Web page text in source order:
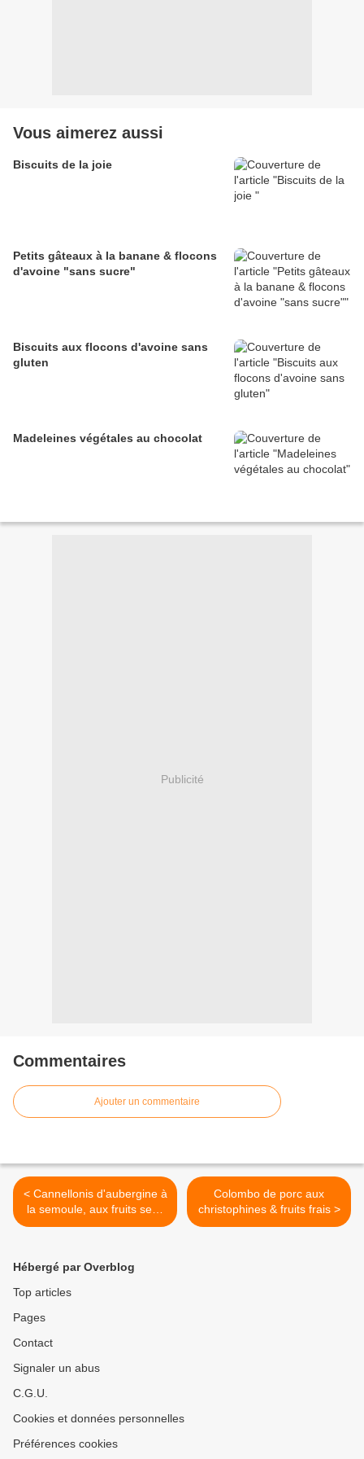
Vous aimerez aussi
Biscuits de la joie
Petits gâteaux à la banane & flocons
d'avoine "sans sucre"
Biscuits aux flocons d'avoine sans
gluten
Madeleines végétales au chocolat
Publicité
Commentaires
Ajouter un commentaire
< Cannellonis d'aubergine à
la semoule, aux fruits secs
& cabillaud pané aux
Colombo de porc aux
christophines & fruits frais >
Hébergé par Overblog
Top articles
Pages
Contact
Signaler un abus
C.G.U.
Cookies et données personnelles
Préférences cookies